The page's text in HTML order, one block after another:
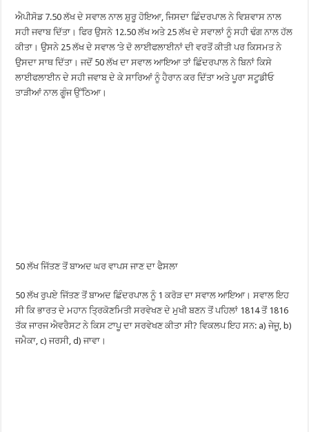
ਐਪੀਸੋਡ 7.50 ਲੱਖ ਦੇ ਸਵਾਲ ਨਾਲ ਸ਼ੁਰੂ ਹੋਇਆ, ਜਿਸਦਾ ਛਿੰਦਰਪਾਲ ਨੇ ਵਿਸ਼ਵਾਸ ਨਾਲ
ਸਹੀ ਜਵਾਬ ਦਿੱਤਾ। ਫਿਰ ਉਸਨੇ 12.50 ਲੱਖ ਅਤੇ 25 ਲੱਖ ਦੇ ਸਵਾਲਾਂ ਨੂੰ ਸਹੀ ਢੰਗ ਨਾਲ ਹੱਲ
ਕੀਤਾ। ਉਸਨੇ 25 ਲੱਖ ਦੇ ਸਵਾਲ ‘ਤੇ ਦੋ ਲਾਈਫਲਾਈਨਾਂ ਦੀ ਵਰਤੋਂ ਕੀਤੀ ਪਰ ਕਿਸਮਤ ਨੇ
ਉਸਦਾ ਸਾਥ ਦਿੱਤਾ। ਜਦੋਂ 50 ਲੱਖ ਦਾ ਸਵਾਲ ਆਇਆ ਤਾਂ ਛਿੰਦਰਪਾਲ ਨੇ ਬਿਨਾਂ ਕਿਸੇ
ਲਾਈਫਲਾਈਨ ਦੇ ਸਹੀ ਜਵਾਬ ਦੇ ਕੇ ਸਾਰਿਆਂ ਨੂੰ ਹੈਰਾਨ ਕਰ ਦਿੱਤਾ ਅਤੇ ਪੂਰਾ ਸਟੂਡੀਓ
ਤਾੜੀਆਂ ਨਾਲ ਗੂੰਜ ਉੱਠਿਆ।
50 ਲੱਖ ਜਿੱਤਣ ਤੋਂ ਬਾਅਦ ਘਰ ਵਾਪਸ ਜਾਣ ਦਾ ਫੈਸਲਾ
50 ਲੱਖ ਰੁਪਏ ਜਿੱਤਣ ਤੋਂ ਬਾਅਦ ਛਿੰਦਰਪਾਲ ਨੂੰ 1 ਕਰੋੜ ਦਾ ਸਵਾਲ ਆਇਆ। ਸਵਾਲ ਇਹ
ਸੀ ਕਿ ਭਾਰਤ ਦੇ ਮਹਾਨ ਤ੍ਰਿਕੋਣਮਿਤੀ ਸਰਵੇਖਣ ਦੇ ਮੁਖੀ ਬਣਨ ਤੋਂ ਪਹਿਲਾਂ 1814 ਤੋਂ 1816
ਤੱਕ ਜਾਰਜ ਐਵਰੈਸਟ ਨੇ ਕਿਸ ਟਾਪੂ ਦਾ ਸਰਵੇਖਣ ਕੀਤਾ ਸੀ? ਵਿਕਲਪ ਇਹ ਸਨ: a) ਜੇਜੂ, b)
ਜਮੈਕਾ, c) ਜਰਸੀ, d) ਜਾਵਾ।